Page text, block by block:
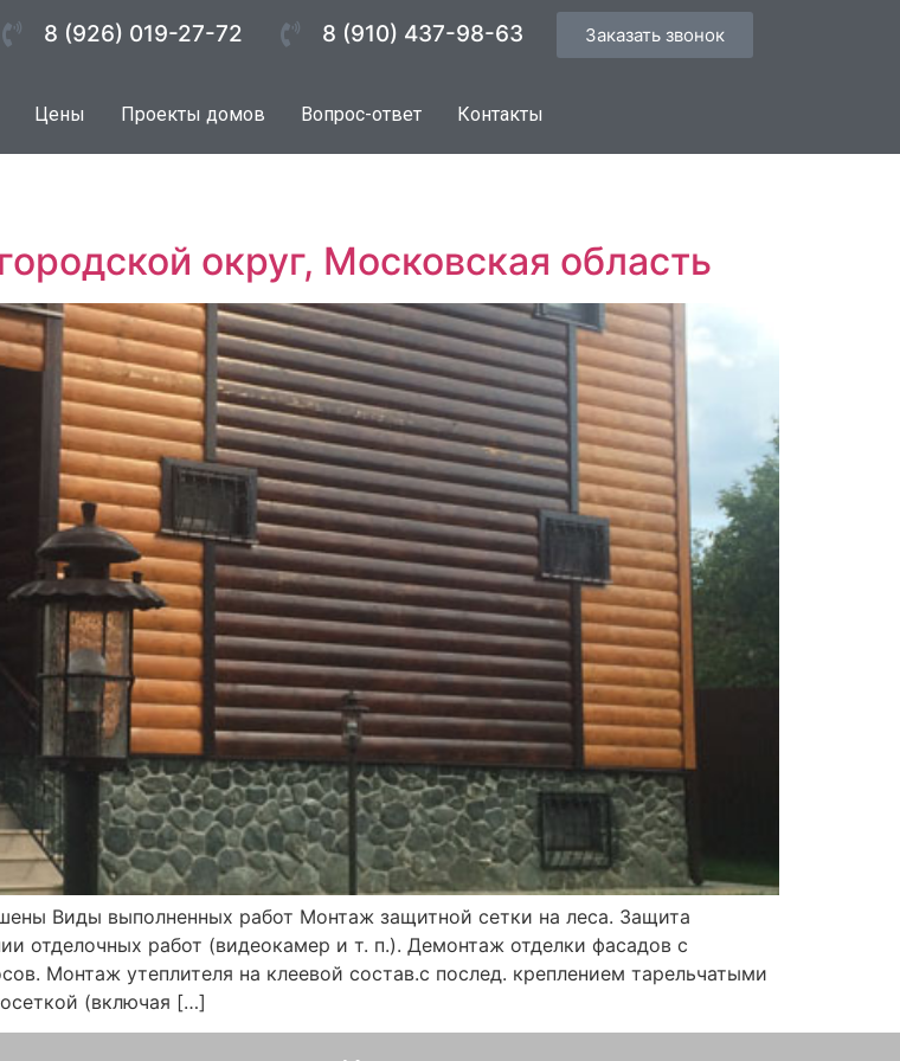
8 (926) 019-27-72 8 (910) 437-98-63 Заказать звонок
Цены Проекты домов Вопрос-ответ Контакты
округ, Московская область
Виды выполненных работ Монтаж защитной сетки на леса. Защита
отделочных работ (видеокамер и т. п.). Демонтаж отделки фасадов с
Монтаж утеплителя на клеевой состав.с послед. креплением тарельчатыми
(включая […]